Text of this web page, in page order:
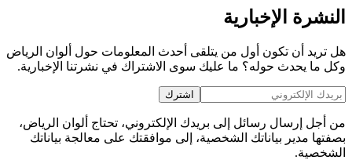
النشرة الإخبارية
هل تريد أن تكون أول من يتلقى أحدث المعلومات حول ألوان الرياض
وكل ما يحدث حوله؟ ما عليك سوى الاشتراك في نشرتنا الإخبارية.
اشترك
من أجل إرسال رسائل إلى بريدك الإلكتروني، تحتاج ألوان الرياض،
بصفتها مدير بياناتك الشخصية، إلى موافقتك على معالجة بياناتك
الشخصية.